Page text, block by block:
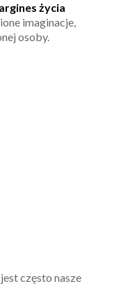
życia
imaginacje,
osoby.
często nasze